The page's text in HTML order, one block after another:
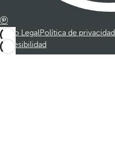
Aviso LegalPolítica de privacidad
Accesibilidad